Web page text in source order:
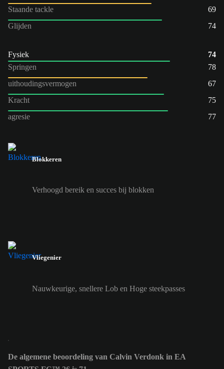
Staande tackle
69
Glijden
74
Fysiek
74
Springen
78
uithoudingsvermogen
67
Kracht
75
agresie
77
Blokkeren
Verhoogd bereik en succes bij blokken
Vliegenier
Nauwkeurige, snellere Lob en Hoge steekpasses
De algemene beoordeling van Calvin Verdonk in EA